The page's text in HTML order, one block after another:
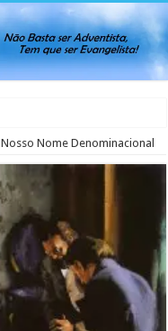
Nosso Nome Denominacional